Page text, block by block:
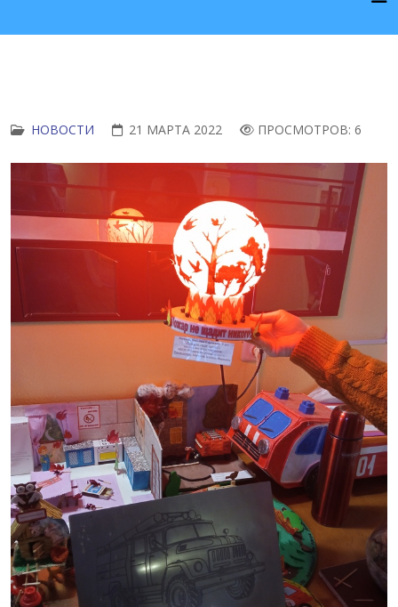
НОВОСТИ 21 МАРТА 2022 ПРОСМОТРОВ: 6